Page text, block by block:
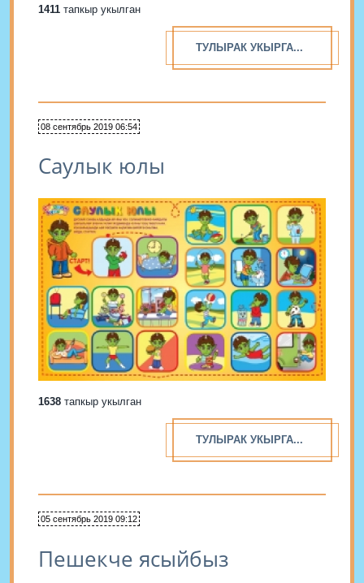
1411 тапкыр укылган
ТУЛЫРАК УКЫРГА...
08 сентябрь 2019 06:54
Саулык юлы
1638 тапкыр укылган
ТУЛЫРАК УКЫРГА...
05 сентябрь 2019 09:12
Пешекче ясыйбыз